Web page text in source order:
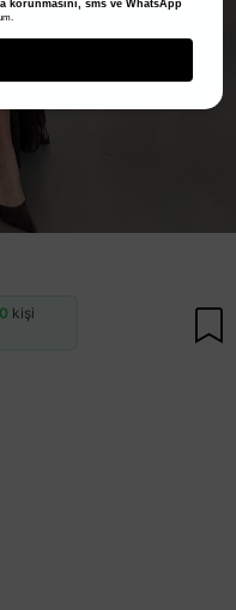
kişi
korunmasını, sms ve WhatsApp